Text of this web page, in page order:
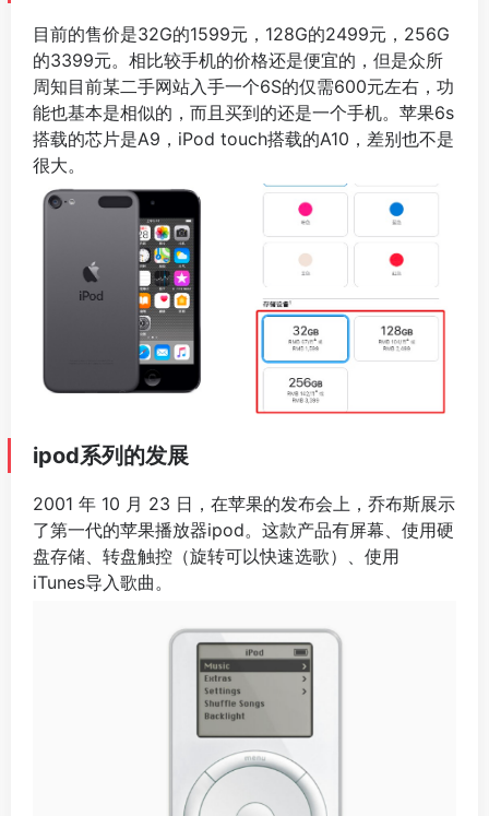
目前的售价是32G的1599元，128G的2499元，256G
的3399元。相比较手机的价格还是便宜的，但是众所
周知目前某二手网站入手一个6S的仅需600元左右，功
能也基本是相似的，而且买到的还是一个手机。苹果6s
搭载的芯片是A9，iPod touch搭载的A10，差别也不是
很大。
ipod系列的发展
2001 年 10 月 23 日，在苹果的发布会上，乔布斯展示
了第一代的苹果播放器ipod。这款产品有屏幕、使用硬
盘存储、转盘触控（旋转可以快速选歌）、使用
iTunes导入歌曲。